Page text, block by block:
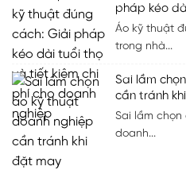
pháp kéo
cho doanh
Áo kỹ thuật
trong nhà...
Sai lầm
cần tránh
Sai lầm chọn
doanh...